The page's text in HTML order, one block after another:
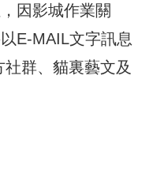
因影城作業關
E-MAIL文字訊息
群、貓裏藝文及